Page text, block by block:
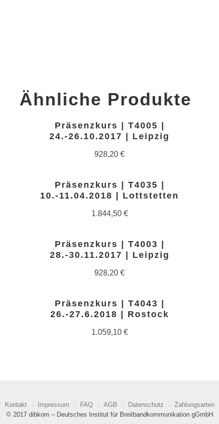
Ähnliche Produkte
Präsenzkurs | T4005 |
24.-26.10.2017 | Leipzig
928,20 €
Präsenzkurs | T4035 |
10.-11.04.2018 | Lottstetten
1.844,50 €
Präsenzkurs | T4003 |
28.-30.11.2017 | Leipzig
928,20 €
Präsenzkurs | T4043 |
26.-27.6.2018 | Rostock
1.059,10 €
Kontakt Impressum FAQ AGB Datenschutz
Zahlungsarten
© 2017 dibkom – Deutsches Institut für Breitbandkommunikation gGmbH